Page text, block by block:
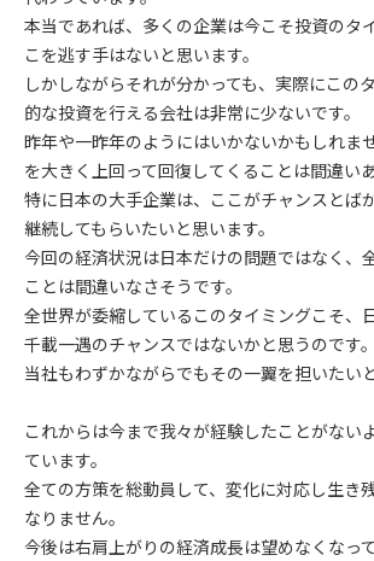
本当であれば、多くの企業は今こそ投資のタ
こを逃す手はないと思います。
しかしながらそれが分かっても、実際にこの
的な投資を行える会社は非常に少ないです。
昨年や一昨年のようにはいかないかもしれま
を大きく上回って回復してくることは間違い
特に日本の大手企業は、ここがチャンスとば
継続してもらいたいと思います。
今回の経済状況は日本だけの問題ではなく、
ことは間違いなさそうです。
全世界が委縮しているこのタイミングこそ、
千載一遇のチャンスではないかと思うのです。
当社もわずかながらでもその一翼を担いたい
これからは今まで我々が経験したことがない
ています。
全ての方策を総動員して、変化に対応し生き
なりません。
今後は右肩上がりの経済成長は望めなくなっ